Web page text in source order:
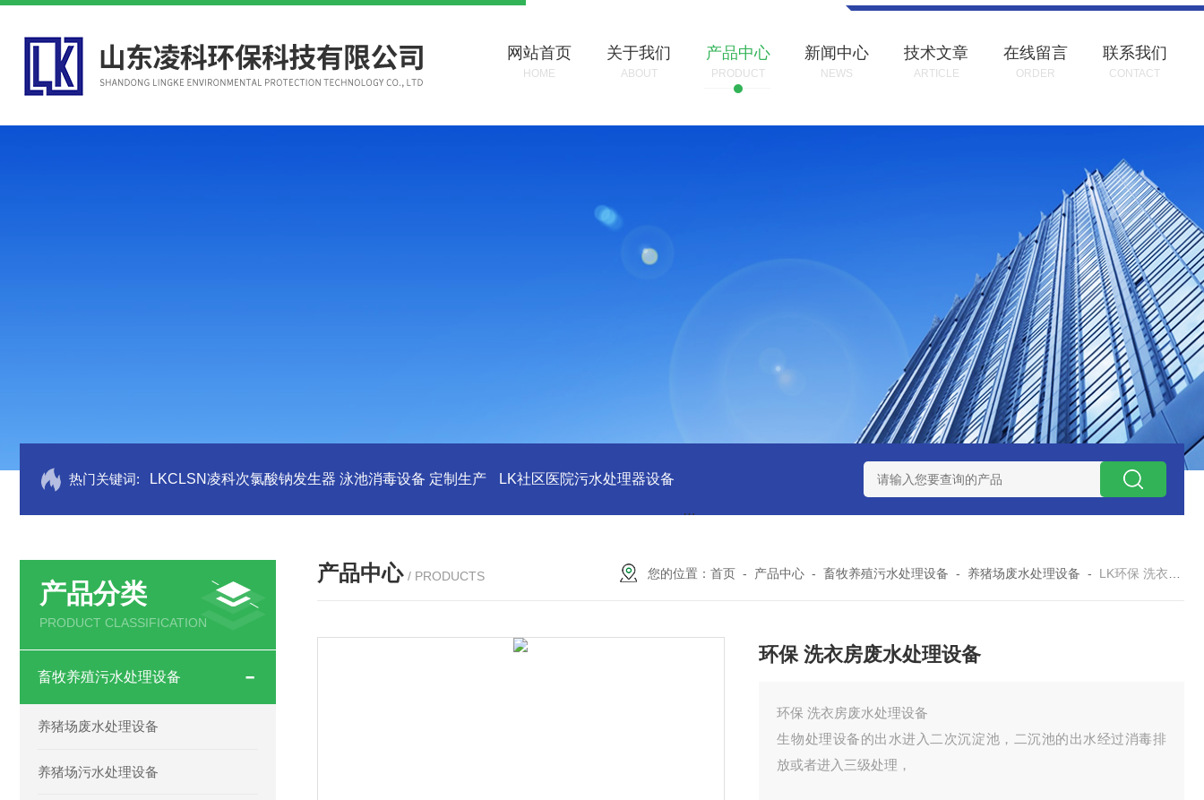
网站首页
HOME
关于我们
ABOUT
产品中心
PRODUCT
新闻中心
NEWS
技术文章
ARTICLE
在线留言
ORDER
联系我们
CONTACT
热门关键词: LKCLSN凌科次氯酸钠发生器 泳池消毒设备 定制生产 LK社区医院污水处理器设备 LK康复医院废水处理器设备 LK康复医院污水处理
产品分类
PRODUCT CLASSIFICATION
畜牧养殖污水处理设备
养猪场废水处理设备
养猪场污水处理设备
产品中心 / PRODUCTS 您的位置：首页 - 产品中心 -畜牧养殖污水处理设备 - 养猪场废水处理设备 - LK环保 洗衣房废水处理设备
环保 洗衣房废水处理设备
环保 洗衣房废水处理设备
生物处理设备的出水进入二次沉淀池，二沉池的出水经过消毒排
放或者进入三级处理，